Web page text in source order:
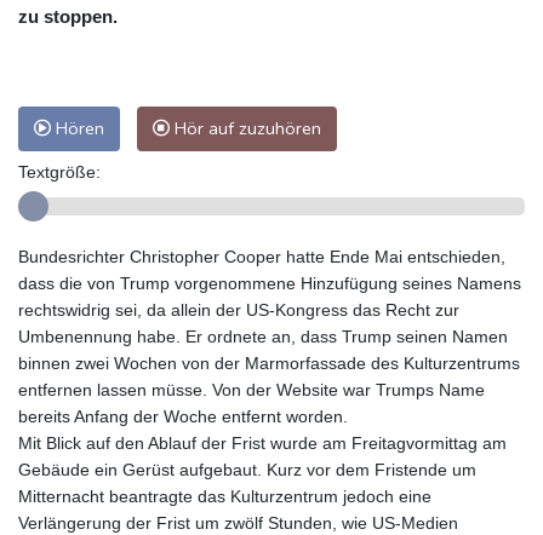
zu stoppen.
Hören Hör auf zuzuhören
Textgröße:
Bundesrichter Christopher Cooper hatte Ende Mai entschieden,
dass die von Trump vorgenommene Hinzufügung seines Namens
rechtswidrig sei, da allein der US-Kongress das Recht zur
Umbenennung habe. Er ordnete an, dass Trump seinen Namen
binnen zwei Wochen von der Marmorfassade des Kulturzentrums
entfernen lassen müsse. Von der Website war Trumps Name
bereits Anfang der Woche entfernt worden.
Mit Blick auf den Ablauf der Frist wurde am Freitagvormittag am
Gebäude ein Gerüst aufgebaut. Kurz vor dem Fristende um
Mitternacht beantragte das Kulturzentrum jedoch eine
Verlängerung der Frist um zwölf Stunden, wie US-Medien